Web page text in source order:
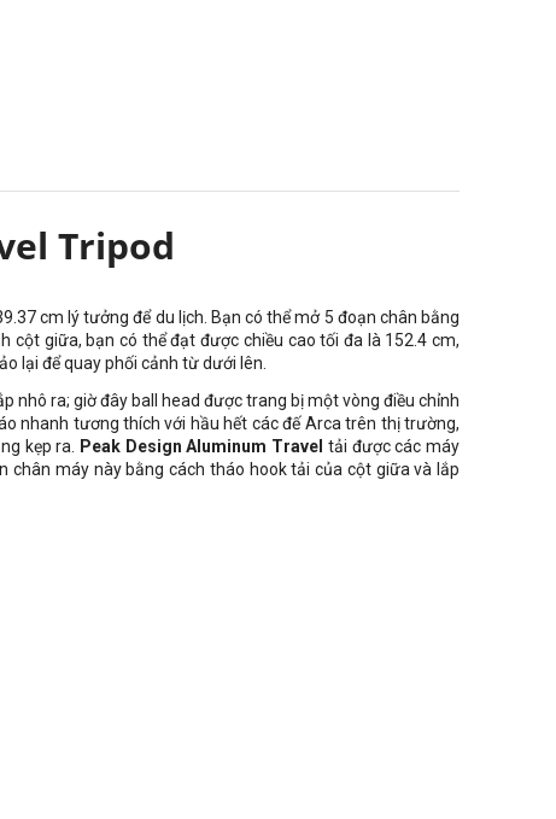
Tripod
cm lý tưởng để du lịch. Bạn có thể mở 5 đoạn chân bằng
cột giữa, bạn có thể đạt được chiều cao tối đa là 152.4 cm,
lại để quay phối cảnh từ dưới lên.
nhô ra; giờ đây ball head được trang bị một vòng điều chỉnh
nhanh tương thích với hầu hết các đế Arca trên thị trường,
kẹp ra.
Peak Design Aluminum Travel tải được các máy
chân máy này bằng cách tháo hook tải của cột giữa và lắp